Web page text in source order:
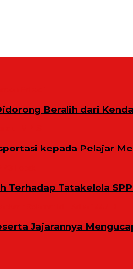
Beralih dari
kepada Pelajar
Terhadap Tatakelola
Jajarannya